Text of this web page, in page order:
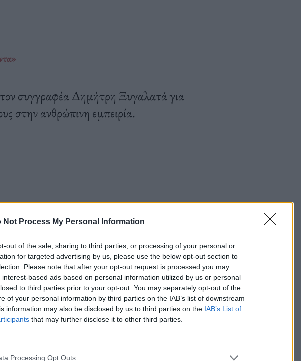
Not Process My Personal Information
out of the sale, sharing to third parties, or processing of your personal or
for targeted advertising by us, please use the below opt-out section to
Please note that after your opt-out request is processed you may
interest-based ads based on personal information utilized by us or personal
to third parties prior to your opt-out. You may separately opt-out of the
of your personal information by third parties on the IAB’s list of downstream
information may also be disclosed by us to third parties on the IAB’s List of
that may further disclose it to other third parties.
Processing Opt Outs
συγγραφέα Δημήτρη Ξυγαλατά για
στην ανθρώπινη εμπειρία.